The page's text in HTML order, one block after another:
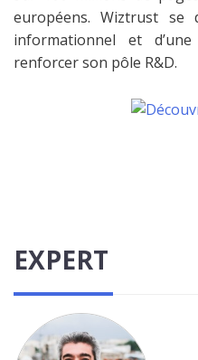
européens. Wiztrust se
informationnel et
renforcer son pôle R&D.
EXPERT